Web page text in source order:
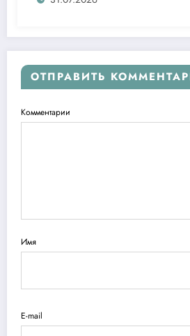
ОТПРАВИТЬ
Комментарии
Имя
E-mail